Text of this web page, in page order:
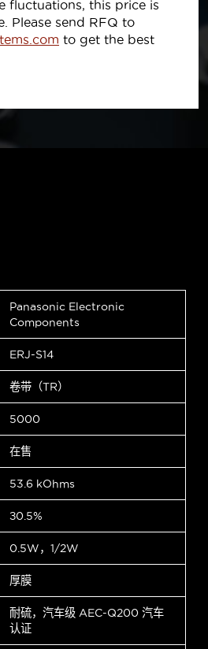
fluctuations, this price is
Please send RFQ to
to get the best
Panasonic Electronic
Components
ERJ-S14
卷带（TR）
5000
在售
53.6 kOhms
±0.5%
0.5W，1/2W
厚膜
耐硫，汽车级 AEC-Q200 汽车
认证